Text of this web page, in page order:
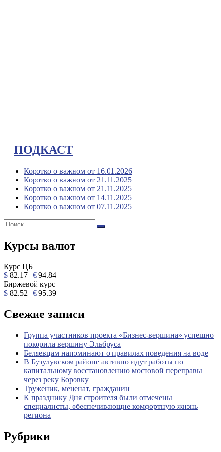
ПОДКАСТ
Коротко о важном от 16.01.2026
Коротко о важном от 21.11.2025
Коротко о важном от 21.11.2025
Коротко о важном от 14.11.2025
Коротко о важном от 07.11.2025
Поиск:
Поиск
Курсы валют
Курс ЦБ
$ 82.17 € 94.84
Биржевой курс
$ 82.52 € 95.39
Свежие записи
Группа участников проекта «Бизнес‑вершина» успешно
покорила вершину Эльбруса
Беляевцам напоминают о правилах поведения на воде
В Бузулукском районе активно идут работы по
капитальному восстановлению мостовой переправы
через реку Боровку
Труженик, меценат, гражданин
К празднику Дня строителя были отмечены
специалисты, обеспечивающие комфортную жизнь
региона
Рубрики